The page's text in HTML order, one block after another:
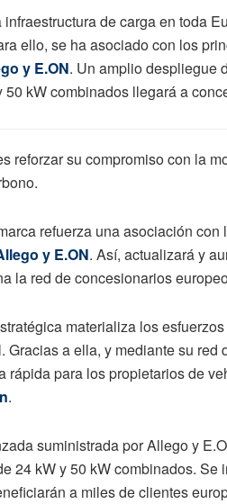
infraestructura de carga en toda
ello, se ha asociado con los
y E.ON. Un amplio despliegue
50 kW combinados llegará a
reforzar su compromiso con la
refuerza una asociación
y E.ON. Así, actualizará y
la red de concesionarios
materializa los
Gracias a ella, y mediante su
rápida para los propietarios de
.
suministrada por Allego y
24 kW y 50 kW combinados.
a miles de clientes